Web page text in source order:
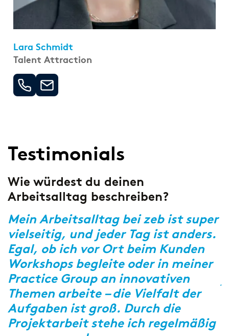
Lara Schmidt
Talent Attraction
Testimonials
Wie würdest du deinen
Arbeitsalltag beschreiben?
Mein Arbeitsalltag bei zeb ist super
vielseitig, und jeder Tag ist anders.
Egal, ob ich vor Ort beim Kunden
Workshops begleite oder in meiner
Practice Group an innovativen
Themen arbeite – die Vielfalt der
Aufgaben ist groß. Durch die
Projektarbeit stehe ich regelmäßig